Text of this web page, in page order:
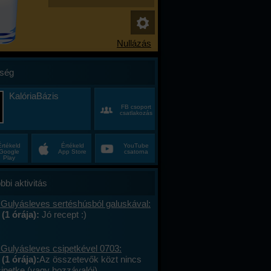
KalóriaBázis
FB csoport
csatlakozás
Play
Értékeld
App Store
YouTube
csatorna
aktivitás
sertéshúsból galuskával:
órája): Jó recept :)
csipetkével 0703:
órája):Az összetevők közt nincs